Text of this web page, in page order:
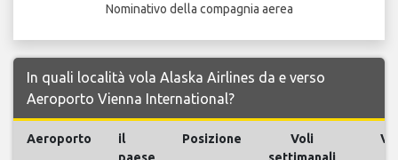
Nominativo della compagnia aerea
In quali località vola Alaska Airlines da e verso
Aeroporto Vienna International?
Aeroporto
il
paese
Posizione
Voli
settimanali